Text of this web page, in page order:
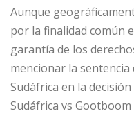
Aunque
por la finalidad común
garantía de los
mencionar la
Sudáfrica en la
Sudáfrica vs